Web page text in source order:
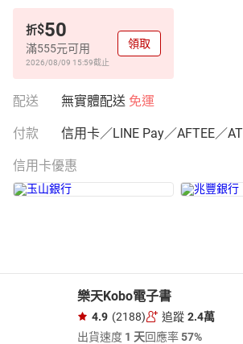
折$50
滿555元可用
2026/08/09 15:59截止
領取
配送 無實體配送 免運
付款 信用卡／LINE Pay／AFTEE／
信用卡優惠
樂天Kobo電子書
4.9 (2188) 追蹤 2.4萬
出貨速度 1 天回應率57%